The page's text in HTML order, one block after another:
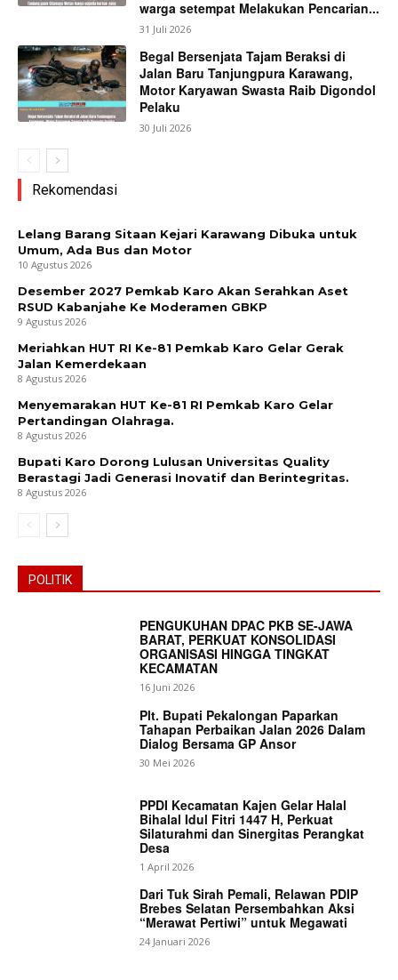
News Week
Magazine PRO
warga setempat Melakukan Pencarian...
31 Juli 2026
Begal Bersenjata Tajam Beraksi di
Jalan Baru Tanjungpura Karawang,
Motor Karyawan Swasta Raib Digondol
Pelaku
30 Juli 2026
Rekomendasi
Lelang Barang Sitaan Kejari Karawang Dibuka untuk
Umum, Ada Bus dan Motor
10 Agustus 2026
Desember 2027 Pemkab Karo Akan Serahkan Aset
RSUD Kabanjahe Ke Moderamen GBKP
9 Agustus 2026
Meriahkan HUT RI Ke-81 Pemkab Karo Gelar Gerak
Jalan Kemerdekaan
8 Agustus 2026
Menyemarakan HUT Ke-81 RI Pemkab Karo Gelar
Pertandingan Olahraga.
8 Agustus 2026
Bupati Karo Dorong Lulusan Universitas Quality
Berastagi Jadi Generasi Inovatif dan Berintegritas.
8 Agustus 2026
POLITIK
PENGUKUHAN DPAC PKB SE-JAWA
BARAT, PERKUAT KONSOLIDASI
ORGANISASI HINGGA TINGKAT
KECAMATAN
16 Juni 2026
Plt. Bupati Pekalongan Paparkan
Tahapan Perbaikan Jalan 2026 Dalam
Dialog Bersama GP Ansor
30 Mei 2026
PPDI Kecamatan Kajen Gelar Halal
Bihalal Idul Fitri 1447 H, Perkuat
Silaturahmi dan Sinergitas Perangkat
Desa
1 April 2026
Dari Tuk Sirah Pemali, Relawan PDIP
Brebes Selatan Persembahkan Aksi
“Merawat Pertiwi” untuk Megawati
24 Januari 2026